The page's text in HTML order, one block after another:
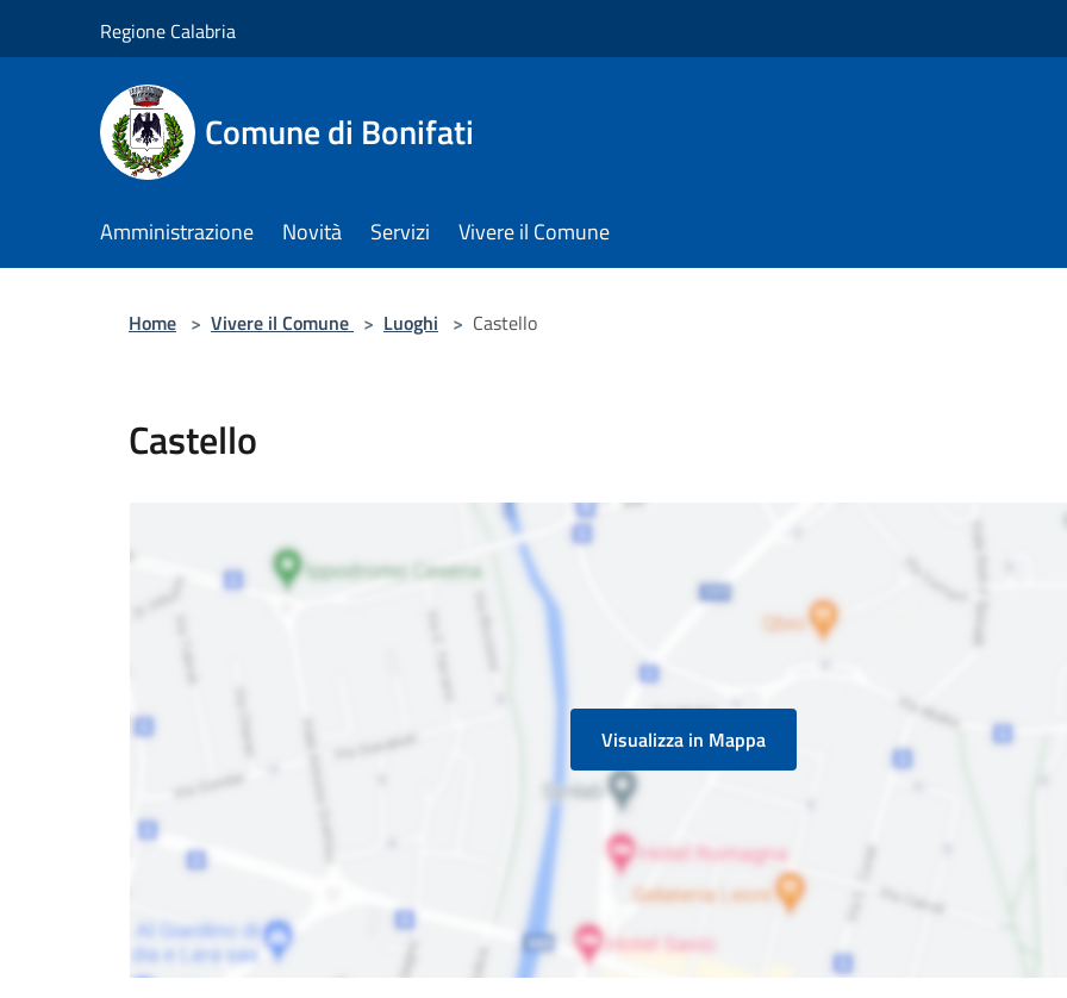
Regione Calabria
Comune di Bonifati
Amministrazione Novità Servizi Vivere il Comune
Home > Vivere il Comune > Luoghi > Castello
Castello
Visualizza in Mappa